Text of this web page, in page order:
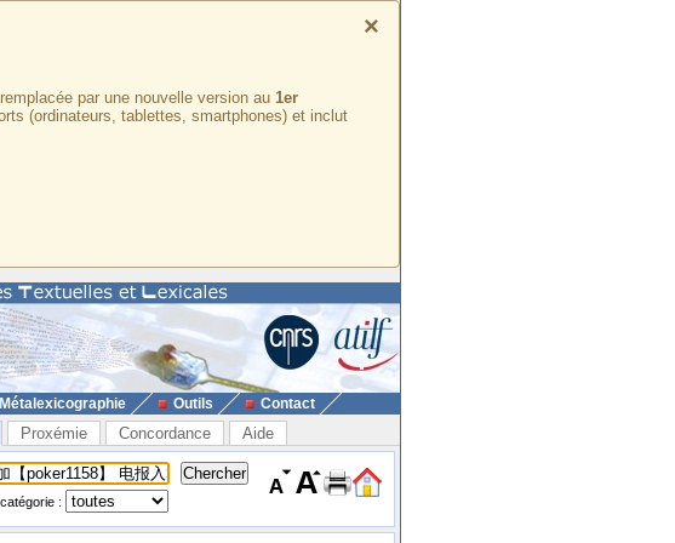
×
par une nouvelle version au 1er
(ordinateurs, tablettes, smartphones) et inclut
Métalexicographie Outils Contact
Proxémie Concordance Aide
catégorie :